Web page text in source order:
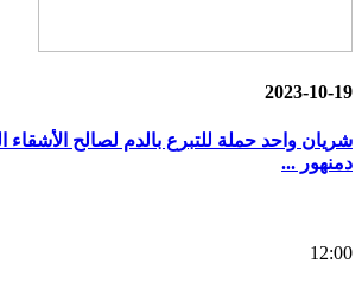
2023-10-19
شريان واحد حملة للتبرع بالدم لصالح الأشقاء
دمنهور ...
12:00